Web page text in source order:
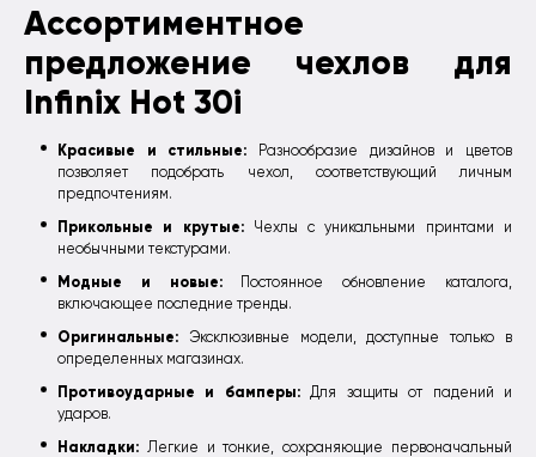
Ассортиментное
предложение чехлов для
Infinix Hot 30i
Красивые и стильные: Разнообразие дизайнов и цветов
позволяет подобрать чехол, соответствующий личным
предпочтениям.
Прикольные и крутые:Чехлы с уникальными принтами и
необычными текстурами.
Модные и новые:Постоянное обновление каталога,
включающее последние тренды.
Оригинальные: Эксклюзивные модели, доступные только в
определенных магазинах.
Противоударные и бамперы:Для защиты от падений и
ударов.
Накладки: Легкие и тонкие, сохраняющие первоначальный